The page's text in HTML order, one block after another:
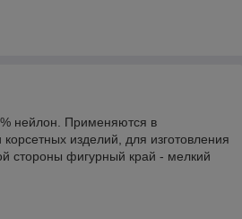
нейлон. Применяются в
изделий, для изготовления
стороны фигурный край - мелкий